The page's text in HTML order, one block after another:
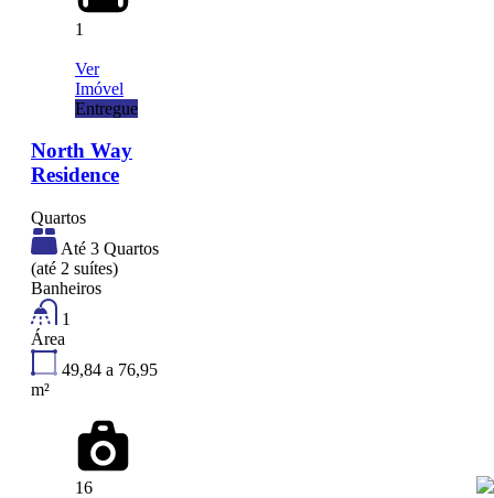
1
Ver
Imóvel
Entregue
North Way
Residence
Quartos
Até 3 Quartos
(até 2 suítes)
Banheiros
1
Área
49,84 a 76,95
m²
16